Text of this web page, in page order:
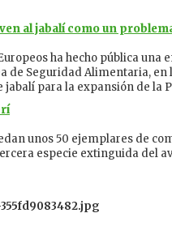
al jabalí como un
ha hecho pública una
de Seguridad Alimentaria, en
jabalí para la expansión de la
unos 50 ejemplares de
especie extinguida del